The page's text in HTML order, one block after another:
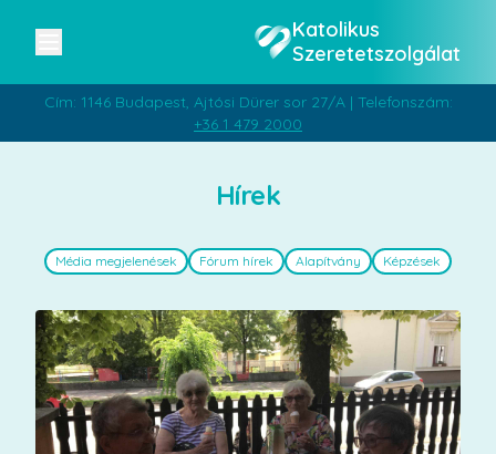
Katolikus
Szeretetszolgálat
Cím: 1146 Budapest, Ajtósi Dürer sor 27/A | Telefonszám:
+36 1 479 2000
Hírek
Média megjelenések Fórum hírek Alapítvány Képzések